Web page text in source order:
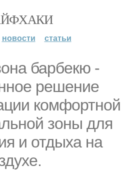
новости статьи
барбекю -
решение
комфортной
зоны для
и отдыха на